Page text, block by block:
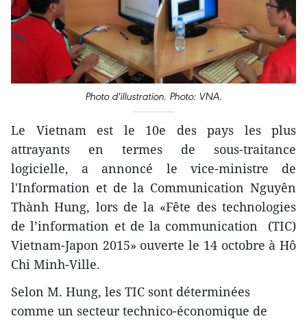
Photo d'illustration. Photo: VNA.
Le Vietnam ​est le 10e des pays les plus
attrayants en termes de sous-traitance
logicielle, a annoncé le vice-ministre de
l'Information et de la Communication Nguyên
Thành Hung, lors de la «Fête des technologies
de l’information et de la communication (TIC)
Vietnam-Japon 2015» ouverte le 14 octobre à Hô
Chi Minh-Ville.
Selon M. Hung, les TIC sont déterminées
comme un secteur technico-économique de